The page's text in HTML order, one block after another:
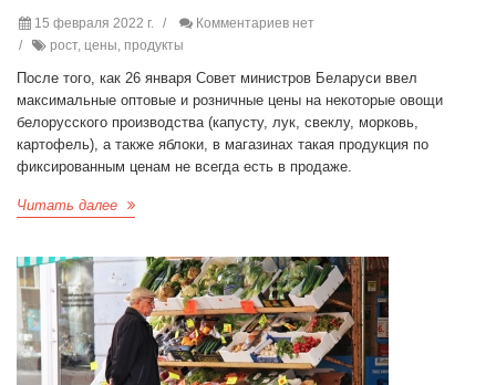
15 февраля 2022 г.
Комментариев нет
рост, цены, продукты
После того, как 26 января Совет министров Беларуси ввел
максимальные оптовые и розничные цены на некоторые овощи
белорусского производства (капусту, лук, свеклу, морковь,
картофель), а также яблоки, в магазинах такая продукция по
фиксированным ценам не всегда есть в продаже.
Читать далее